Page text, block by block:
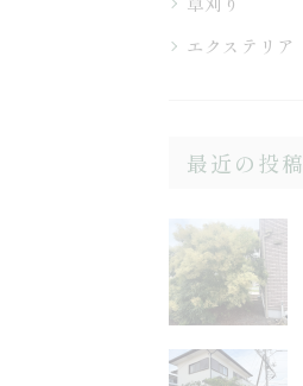
エクステリア
最近の投稿